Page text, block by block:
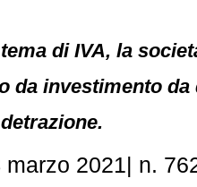
di IVA, la
da investimento
marzo 2021| n.